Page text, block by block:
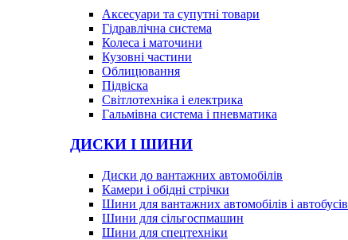
Аксесуари та супутні товари
Гідравлічна система
Колеса і маточини
Кузовні частини
Облицювання
Підвіска
Світлотехніка і електрика
Гальмівна система і пневматика
ДИСКИ І ШИНИ
Диски до вантажних автомобілів
Камери і обідні стрічки
Шини для вантажних автомобілів і автобусів
Шини для сільгоспмашин
Шини для спецтехніки